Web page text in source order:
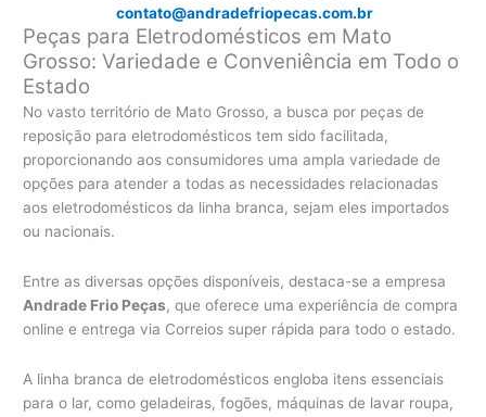
contato@andradefriopecas.com.br
Peças para Eletrodomésticos em Mato
Grosso: Variedade e Conveniência em Todo o
Estado
No vasto território de Mato Grosso, a busca por peças de
reposição para eletrodomésticos tem sido facilitada,
proporcionando aos consumidores uma ampla variedade de
opções para atender a todas as necessidades relacionadas
aos eletrodomésticos da linha branca, sejam eles importados
ou nacionais.
Entre as diversas opções disponíveis, destaca-se a empresa
Andrade Frio Peças, que oferece uma experiência de compra
online e entrega via Correios super rápida para todo o estado.
A linha branca de eletrodomésticos engloba itens essenciais
para o lar, como geladeiras, fogões, máquinas de lavar roupa,